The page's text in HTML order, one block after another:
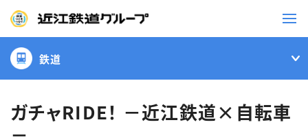
鉄道
バス
鉄道
ガチャRIDE！ －近江鉄道×自転車
－